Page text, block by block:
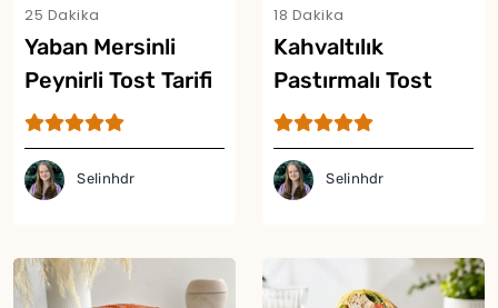
25 Dakika
Yaban Mersinli
Peynirli Tost Tarifi
Selinhdr
18 Dakika
Kahvaltılık
Pastırmalı Tost
Tarifi
Selinhdr